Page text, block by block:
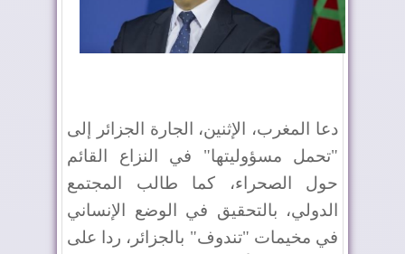
دعا المغرب، الإثنين، الجارة الجزائر إلى
"تحمل مسؤوليتها" في النزاع القائم
حول الصحراء، كما طالب المجتمع
الدولي، بالتحقيق في الوضع الإنساني
في مخيمات "تندوف" بالجزائر، ردا على